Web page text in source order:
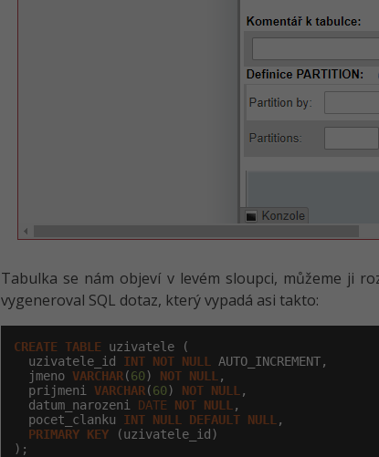
Tabulka se nám objeví v levém sloupci, můžeme ji
vygeneroval SQL dotaz, který vypadá asi takto:
CREATE TABLE uzivatele (
  uzivatele_id
INT NOT NULL
AUTO_INCREMENT,
  jmeno
VARCHAR(60) NOT NULL ,
  prijmeni
VARCHAR(60) NOT NULL ,
  datum_narozeni
DATE NOT NULL ,
  pocet_clanku
INT NULL DEFAULT NULL ,
PRIMARY KEY (uzivatele_id)
);